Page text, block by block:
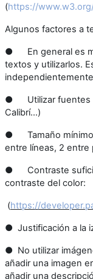
(https://
Algunos factores a
● En general es
textos y utilizarlos.
● Utilizar
Calibrí...)
● Tamaño
entre líneas, 2 entre
● Contraste
contraste del color:
(https://
● Justificación a la
● No utilizar
añadir una imagen
añadir una